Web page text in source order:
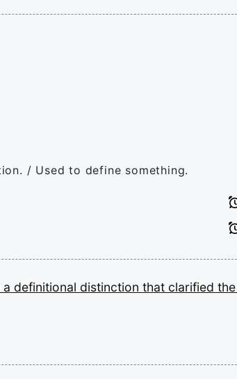
/ Used to define something.
a definitional distinction that clarified the